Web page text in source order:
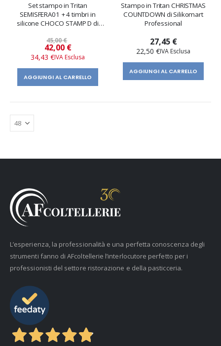
Set stampo in Tritan
SEMISFERA01 + 4 timbri in
silicone CHOCO STAMP D di
45,00 €
Prezzo
speciale
42,00 €
34,43 €
AGGIUNGI AL CARRELLO
Stampo in Tritan CHRISTMAS
COUNTDOWN di Silikomart
Professional
27,45 €
22,50 €
AGGIUNGI AL CARRELLO
L’esperienza, la professionalità e una perfetta conoscenza degli
strumenti fanno di AFcoltellerie l’interlocutore perfetto per i
professionisti del settore ristorazione e della pasticceria.